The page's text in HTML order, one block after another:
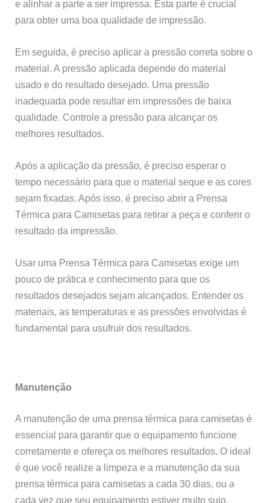
e alinhar a parte a ser impressa. Esta parte é crucial
para obter uma boa qualidade de impressão.
Em seguida, é preciso aplicar a pressão correta sobre o
material. A pressão aplicada depende do material
usado e do resultado desejado. Uma pressão
inadequada pode resultar em impressões de baixa
qualidade. Controle a pressão para alcançar os
melhores resultados.
Após a aplicação da pressão, é preciso esperar o
tempo necessário para que o material seque e as cores
sejam fixadas. Após isso, é preciso abrir a Prensa
Térmica para Camisetas para retirar a peça e conferir o
resultado da impressão.
Usar uma Prensa Térmica para Camisetas exige um
pouco de prática e conhecimento para que os
resultados desejados sejam alcançados. Entender os
materiais, as temperaturas e as pressões envolvidas é
fundamental para usufruir dos resultados.
Manutenção
A manutenção de uma prensa térmica para camisetas é
essencial para garantir que o equipamento funcione
corretamente e ofereça os melhores resultados. O ideal
é que você realize a limpeza e a manutenção da sua
prensa térmica para camisetas a cada 30 dias, ou a
cada vez que seu equipamento estiver muito sujo.